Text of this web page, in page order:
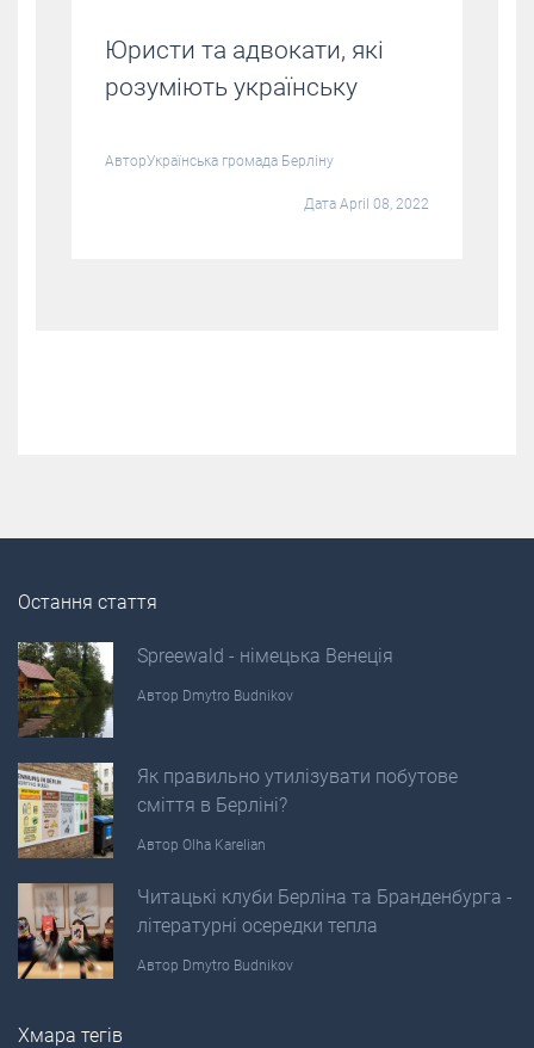
Юристи та адвокати, які
розуміють українську
АвторУкраїнська громада Берліну
Дата April 08, 2022
Остання стаття
Spreewald - німецька Венеція
Автор Dmytro Budnikov
Як правильно утилізувати побутове
сміття в Берліні?
Автор Olha Karelian
Читацькі клуби Берліна та Бранденбурга -
літературні осередки тепла
Автор Dmytro Budnikov
Хмара тегів